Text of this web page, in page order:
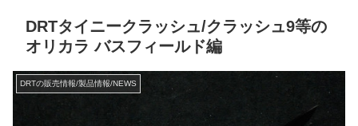
DRTタイニークラッシュ/クラッシュ9等の
オリカラ バスフィールド編
DRTの販売情報/製品情報/NEWS